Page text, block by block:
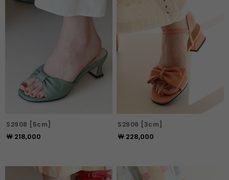
S2908 [5cm]
￦ 218,000
S2906 [3cm]
￦ 228,000